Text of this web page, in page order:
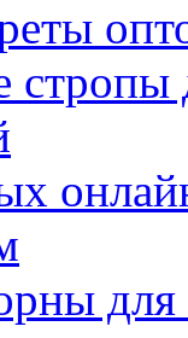
для